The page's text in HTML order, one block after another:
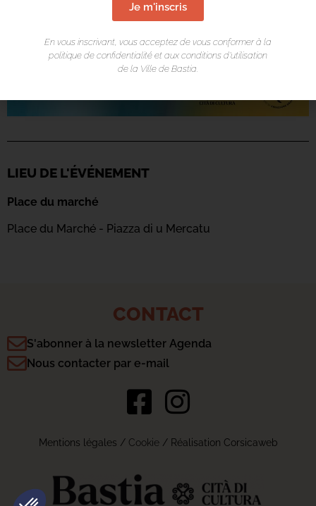
LIEU DE L'ÉVÉNEMENT
Place du marché
Place du Marché - Piazza di u Mercatu
CONTACT
S'abonner à la newsletter Agenda
Nous contacter par e-mail
Mentions légales / Cookie/ Réalisation Corsicaweb
Je m'inscris
En vous inscrivant, vous acceptez de vous conformer à la
politique de confidentialité et aux conditions d’utilisation
de la Ville de Bastia.